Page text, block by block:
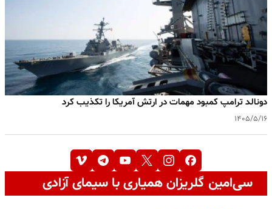
دونالد ترامپ کمبود مهمات در ارتش آمریکا را تکذیب کرد
۱۴۰۵/۵/۱۶
سی‌امین گلریزان همیاری با سیمای آزادی